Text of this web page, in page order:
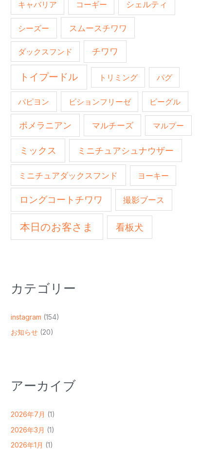
キャバリア コーギー シェルティ
シーズー スムースチワワ
ダックスフンド チワワ
トイプードル トリミング パグ
パピヨン ビションフリーゼ ビーグル
ポメラニアン マルチーズ マルプー
ミックス ミニチュアシュナウザー
ミニチュアダックスフンド ヨーキー
ロングコートチワワ 撮影ブース
本日のお客さま 看板犬
カテゴリー
instagram (154)
お知らせ(20)
アーカイブ
2026年7月 (1)
2026年3月 (1)
2026年1月 (1)